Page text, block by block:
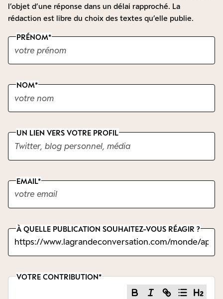
l’objet d’une réponse dans un délai rapproché. La
rédaction est libre du choix des textes qu’elle publie.
PRÉNOM
NOM
UN LIEN VERS VOTRE PROFIL
EMAIL
À QUELLE PUBLICATION SOUHAITEZ-VOUS RÉAGIR ?
VOTRE CONTRIBUTION